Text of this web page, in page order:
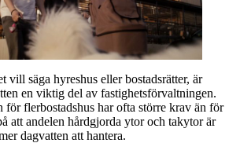
vill säga hyreshus eller bostadsrätter, är
en viktig del av fastighetsförvaltningen.
för flerbostadshus har ofta större krav än för
att andelen hårdgjorda ytor och takytor är
dagvatten att hantera.